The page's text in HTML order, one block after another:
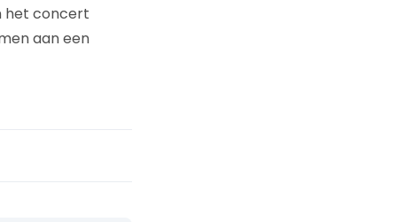
het concert
aan een